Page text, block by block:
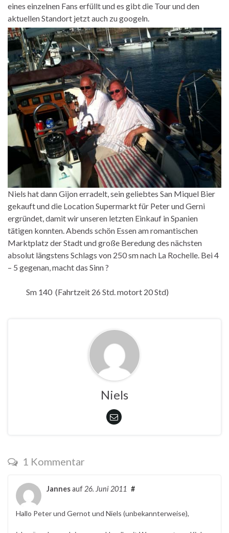
eines einzelnen Fans erfüllt und es gibt die Tour und den
aktuellen Standort jetzt auch zu googeln.
Niels hat dann Gijon erradelt, sein geliebtes San Miquel Bier
gekauft und die Location Supermarkt für Peter und Gerni
ergründet, damit wir unseren letzten Einkauf in Spanien
tätigen konnten. Abends schön Essen am romantischen
Marktplatz der Stadt und große Beredung des nächsten
absolut längstens Schlags von 250 sm nach La Rochelle. Bei 4
– 5 gegenan, macht das Sinn ?
Sm 140 (Fahrtzeit 26 Std. motort 20 Std)
Niels
1 Kommentar
Jannesauf 26. Juni 2011 #
Hallo Peter und Gernot und Niels (unbekannterweise),